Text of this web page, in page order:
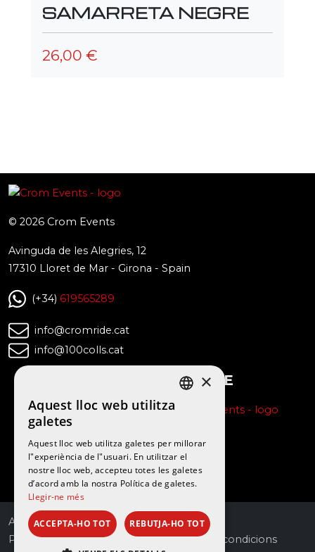
SAMARRETA NEGRE
26,00 €
© 2026 Crom Events
Avinguda de les Alegries, 12
17310 Lloret de Mar - Girona - Spain
(+34) 619565289
info@cromride.cat
info@100colls.cat
BOTIGA OFICIAL DE
SEGUEIX-NOS
Avís legal
Política de cookies
Política de Protecció de Dades
Termes i condicions
×
Aquest lloc web utilitza
galetes
Aquest lloc web utilitza galetes per millorar
l"experiència de l"usuari. En utilitzar el
nostre lloc web, accepteu totes les galetes
d’acord amb la nostra Política de galetes.
Llegir-ne més
ACCEPTA-HO TOT REBUTJA-HO TOT